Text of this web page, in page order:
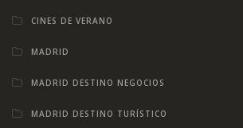
CINES DE VERANO
MADRID
MADRID DESTINO NEGOCIOS
MADRID DESTINO TURÍSTICO